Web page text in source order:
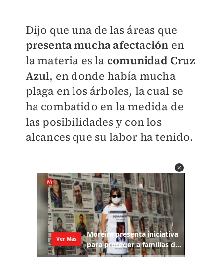
Dijo que una de las áreas que
presenta mucha afectación en
la materia es la comunidad Cruz
Azul, en donde había mucha
plaga en los árboles, la cual se
ha combatido en la medida de
las posibilidades y con los
alcances que su labor ha tenido.